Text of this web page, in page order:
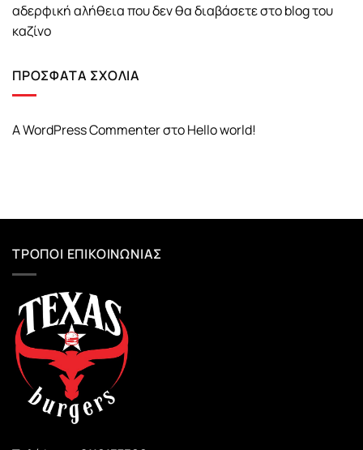
αδερφική αλήθεια που δεν θα διαβάσετε στο blog του
καζίνο
ΠΡΌΣΦΑΤΑ ΣΧΌΛΙΑ
A WordPress CommenterστοHello world!
ΤΡΌΠΟΙ ΕΠΙΚΟΙΝΩΝΊΑΣ